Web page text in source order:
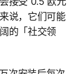
说，它们可能
的「社交领